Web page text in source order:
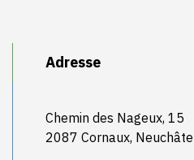
Adresse
Chemin des Nageux, 15
2087 Cornaux,